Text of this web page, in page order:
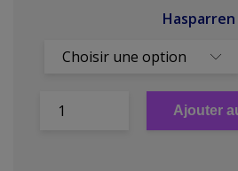
Hasparren
Ajouter